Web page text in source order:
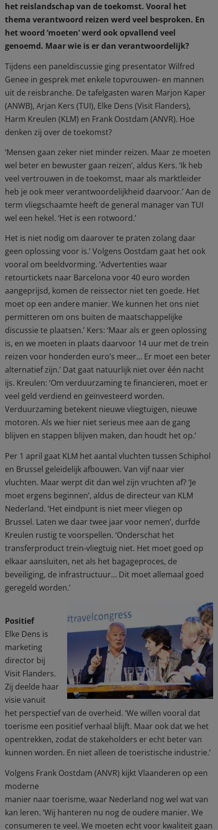
het reislandschap van de toekomst. Vooral het
thema verantwoord reizen werd veel besproken. En
het woord ‘moeten’ werd ook opvallend veel
genoemd. Maar wie is er dan verantwoordelijk?
Tijdens een paneldiscussie ging presentator Wilfred
Genee in gesprek met enkele topvrouwen- en mannen
uit de reisbranche. De tafelgasten waren Marjon Kaper
(ANWB), Arjan Kers (TUI), Elke Dens (Visit Flanders),
Harm Kreulen (KLM) en Frank Oostdam (ANVR). Hoe
denken zij over de toekomst?
‘Mensen gaan zeker niet minder reizen. Maar ze moeten
wel beter en bewuster gaan reizen’, aldus Kers. ‘Ik heb
veel vertrouwen in de toekomst, maar als marktleider
heb je ook meer verantwoordelijkheid daarvoor.’ Aan de
term vliegschaamte heeft de general manager van TUI
wel een hekel. ‘Het is een rotwoord.’
Het is niet nodig om daarover te praten zolang daar
geen oplossing voor is.’ Volgens Oostdam gaat het ook
vooral om beeldvorming. ‘Advertenties waar
retourtickets naar Barcelona voor 40 euro worden
aangeprijsd, komen de reissector niet ten goede. Het
moet op een andere manier. We kunnen het ons niet
permitteren om ons buiten de maatschappelijke
discussie te plaatsen.’ Kers: ‘Maar als er geen oplossing
is, en we moeten in plaats daarvoor 14 uur met de trein
reizen voor honderden euro’s meer… Er moet een beter
alternatief zijn.’ Dat gaat natuurlijk niet over één nacht
ijs. Kreulen: ‘Om verduurzaming te financieren, moet er
veel geld verdiend en geïnvesteerd worden.
Verduurzaming betekent nieuwe vliegtuigen, nieuwe
motoren. Als we hier niet serieus mee aan de gang
blijven en stappen blijven maken, dan houdt het op.’
Per 1 april gaat KLM het aantal vluchten tussen Schiphol
en Brussel geleidelijk afbouwen. Van vijf naar vier
vluchten. Maar werpt dit dan wel zijn vruchten af? ‘Je
moet ergens beginnen’, aldus de directeur van KLM
Nederland. ‘Het eindpunt is niet meer vliegen op
Brussel. Laten we daar twee jaar voor nemen’, durfde
Kreulen rustig te voorspellen. ‘Onderschat het
transferproduct trein-vliegtuig niet. Het moet goed op
elkaar aansluiten, net als het bagageproces, de
beveiliging, de infrastructuur… Dit moet allemaal goed
geregeld worden.’
Positief
Elke Dens is
marketing
director bij
Visit Flanders.
Zij deelde haar
visie vanuit
het perspectief van de overheid. ‘We willen vooral dat
toerisme een positief verhaal blijft. Maar ook dat we het
opentrekken, zodat de stakeholders er echt beter van
kunnen worden. En niet alleen de toeristische industrie.’
Volgens Frank Oostdam (ANVR) kijkt Vlaanderen op een
moderne
manier naar toerisme, waar Nederland nog wel wat van
kan leren. ‘Wij hanteren nu nog de oudere manier. We
consumeren te veel. We moeten echt voor kwaliteit gaan